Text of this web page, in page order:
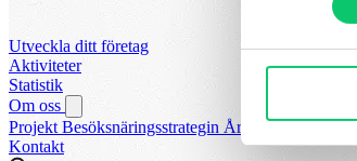
Utveckla ditt företag
Aktiviteter
Statistik
Om oss
Projekt Besöksnäringsstrategin Årets Turismpris
Kontakt